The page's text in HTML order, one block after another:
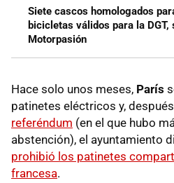
Siete cascos homologados
bicicletas válidos para la
Motorpasión
Hace solo unos meses, París
patinetes eléctricos y,
referéndum (en el que hubo
abstención), el ayuntamiento
prohibió los patinetes
francesa.